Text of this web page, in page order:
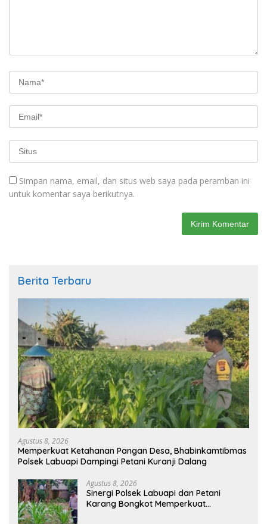
Simpan nama, email, dan situs web saya pada peramban ini
untuk komentar saya berikutnya.
Berita Terbaru
Agustus 8, 2026
Memperkuat Ketahanan Pangan Desa, Bhabinkamtibmas
Polsek Labuapi Dampingi Petani Kuranji Dalang
Agustus 8, 2026
Sinergi Polsek Labuapi dan Petani
Karang Bongkot Memperkuat